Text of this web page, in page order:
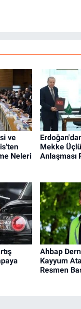
ve
Neleri
Mekke
Anlaşması
Ahbap
Kayyum
Resmen